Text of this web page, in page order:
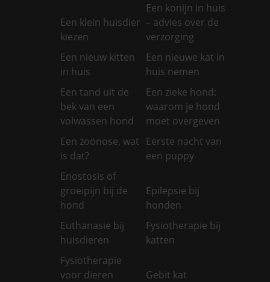
Een klein huisdier
kiezen
Een konijn in huis
– advies over de
verzorging
Een nieuw kitten
in huis
Een nieuwe kat in
huis nemen
Een tand uit de
bek van een
volwassen hond
Een zieke hond:
waarom je hond
moet overgeven
Een zoönose, wat
is dat?
Eerste nacht van
een puppy
Enostosis of
groeipijn bij de
hond
Epilepsie bij
honden
Euthanasie bij
huisdieren
Fysiotherapie bij
katten
Fysiotherapie
voor dieren
Gebit kat